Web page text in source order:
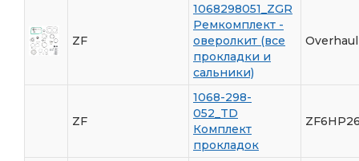
ZF
1068298051_ZGR
Ремкомплект -
оверолкит (все
прокладки и
сальники)
ZF
1068-298-
052_TD
Комплект
прокладок